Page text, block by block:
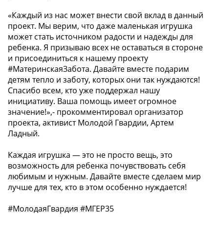
«Каждый из нас может внести свой вклад в данный
проект. Мы верим, что даже маленькая игрушка
может стать источником радости и надежды для
ребенка. Я призываю всех не оставаться в стороне
и присоединиться к нашему проекту
#МатеринскаяЗабота. Давайте вместе подарим
детям тепло и заботу, которых они так нуждаются!
Спасибо всем, кто уже поддержал нашу
инициативу. Ваша помощь имеет огромное
значение!»,- прокомментировал организатор
проекта, активист Молодой Гвардии, Артем
Ладный.
Каждая игрушка — это не просто вещь, это
возможность для ребенка почувствовать себя
любимым и нужным. Давайте вместе сделаем мир
лучше для тех, кто в этом особенно нуждается!
#МолодаяГвардия #МГЕР35